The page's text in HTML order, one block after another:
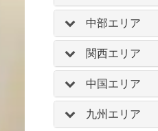
中部エリア
関西エリア
中国エリア
九州エリア